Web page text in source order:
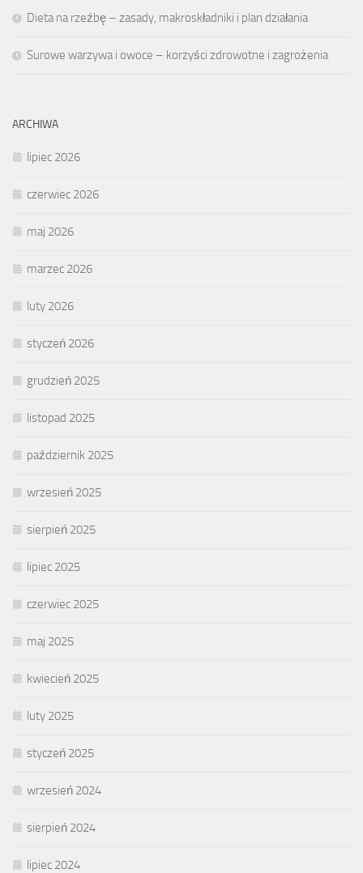
Dieta na rzeźbę – zasady, makroskładniki i plan działania
Surowe warzywa i owoce – korzyści zdrowotne i zagrożenia
ARCHIWA
lipiec 2026
czerwiec 2026
maj 2026
marzec 2026
luty 2026
styczeń 2026
grudzień 2025
listopad 2025
październik 2025
wrzesień 2025
sierpień 2025
lipiec 2025
czerwiec 2025
maj 2025
kwiecień 2025
luty 2025
styczeń 2025
wrzesień 2024
sierpień 2024
lipiec 2024